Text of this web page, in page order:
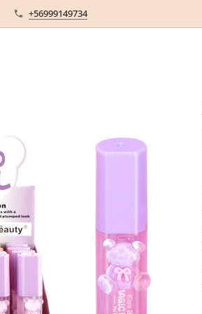
+56999149734